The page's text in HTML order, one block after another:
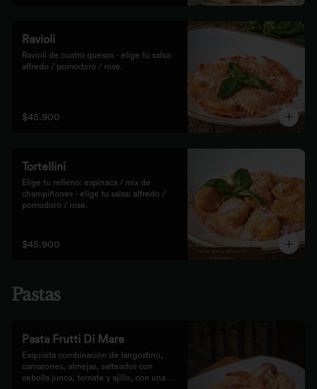
Ravioli
Ravioli de cuatro quesos - elige tu salsa:
alfredo / pomodoro / rosé.
$45.900
Tortellini
Elige tu relleno: espinaca / mix de
champiñones - elige tu salsa: alfredo /
pomodoro / rosé.
$45.900
Pastas
Pasta Frutti Di Mare
Exquisita combinación de langostino,
camarones, almejas, salteados con
cebolla junca, tomate y ajillo, con una